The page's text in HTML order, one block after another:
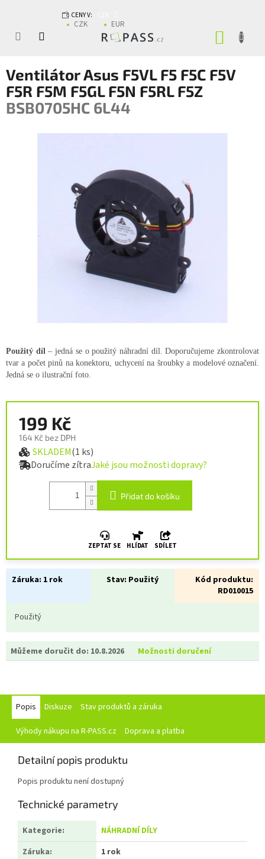
CENY V:
CZK EUR
Ventilátor Asus F5VL F5 F5C F5V
F5R F5M F5GL F5N F5RL F5Z
BSB0705HC 6L44
199 Kč
164 Kč bez DPH
Měrná cena:
SKLADEM(1 ks)
Doručíme zítraJaké jsou možnosti dopravy?
Přidat do košíku
ZEPTAT SE HLÍDAT SDÍLET
Záruka: 1 rok Stav: Použitý
Kód produktu:
RD010015
Použitý
Můžeme doručit do: 10.8.2026 Možnosti doručení
Použitý díl– jedná se o použitý náhradní díl. Doporučujeme zkontrolovat
tvar a počet pinů na konektoru, uchycení na šroubky a modelové označení.
Jedná se o ilustrační foto.
Popis Diskuze Stav produktů a záruka
Výhody nákupu na R-PASS.cz Doprava a platba
Detailní popis produktu
Popis produktu není dostupný
Technické parametry
Kategorie:
NÁHRADNÍ DÍLY
Záruka:
1 rok